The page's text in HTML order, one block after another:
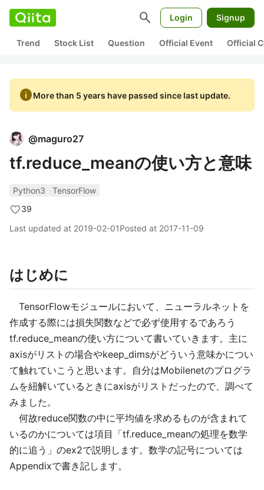
search Login Signup
Trend Stock List Question Official Event Official
infoMore than 5 years have passed since last update.
@maguro27
tf.reduce_meanの使い方と意味
Python3
TensorFlow
39
Last updated at 2019-02-01Posted at 2017-11-09
はじめに
TensorFlowモジュールにおいて、ニューラルネットを
作成する際には損失関数などで必ず使用するであろう
tf.reduce_meanの使い方について書いていきます。主に
axisがリストの場合やkeep_dimsがどういう意味かについ
て触れていこうと思います。自分はMobilenetのプログラ
ムを紐解いているときにaxisがリストだったので、調べて
みました。
何故reduce関数の中に平均値を求めるものが含まれて
いるのかについては項目「tf.reduce_meanの処理を数学
的に追う」のex2で説明します。数学の記号については
Appendixで書き記します。